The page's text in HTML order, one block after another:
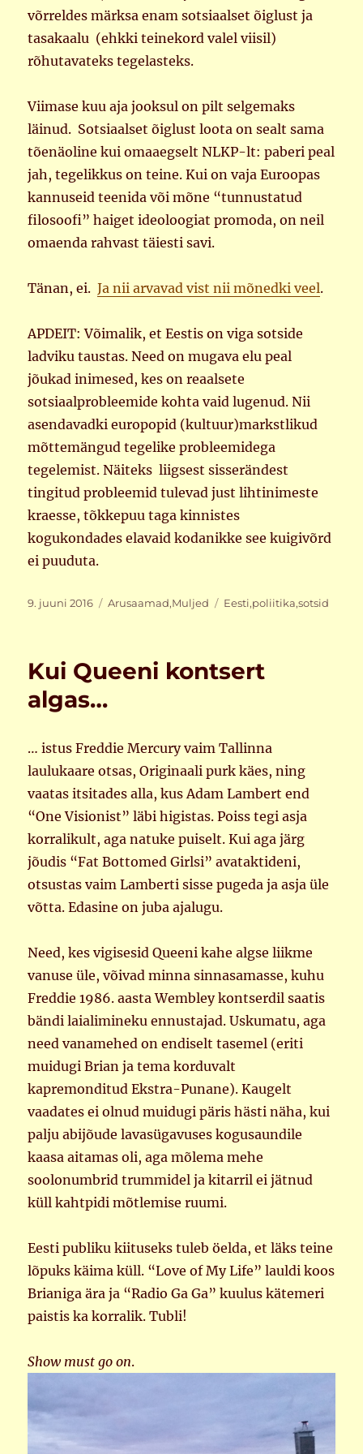
võrreldes märksa enam sotsiaalset õiglust ja
tasakaalu (ehkki teinekord valel viisil)
rõhutavateks tegelasteks.
Viimase kuu aja jooksul on pilt selgemaks
läinud. Sotsiaalset õiglust loota on sealt sama
tõenäoline kui omaaegselt NLKP-lt: paberi peal
jah, tegelikkus on teine. Kui on vaja Euroopas
kannuseid teenida või mõne “tunnustatud
filosoofi” haiget ideoloogiat promoda, on neil
omaenda rahvast täiesti savi.
Tänan, ei.Ja nii arvavad vist nii mõnedki veel.
APDEIT: Võimalik, et Eestis on viga sotside
ladviku taustas. Need on mugava elu peal
jõukad inimesed, kes on reaalsete
sotsiaalprobleemide kohta vaid lugenud. Nii
asendavadki europopid (kultuur)markstlikud
mõttemängud tegelike probleemidega
tegelemist. Näiteks liigsest sisserändest
tingitud probleemid tulevad just lihtinimeste
kraesse, tõkkepuu taga kinnistes
kogukondades elavaid kodanikke see kuigivõrd
ei puuduta.
Postitatud
9. juuni 2016 Rubriigid
Arusaamad,Muljed Sildid
Eesti,poliitika,sotsid
Kui Queeni kontsert
algas…
… istus Freddie Mercury vaim Tallinna
laulukaare otsas, Originaali purk käes, ning
vaatas itsitades alla, kus Adam Lambert end
“One Visionist” läbi higistas. Poiss tegi asja
korralikult, aga natuke puiselt. Kui aga järg
jõudis “Fat Bottomed Girlsi” avataktideni,
otsustas vaim Lamberti sisse pugeda ja asja üle
võtta. Edasine on juba ajalugu.
Need, kes vigisesid Queeni kahe algse liikme
vanuse üle, võivad minna sinnasamasse, kuhu
Freddie 1986. aasta Wembley kontserdil saatis
bändi laialimineku ennustajad. Uskumatu, aga
need vanamehed on endiselt tasemel (eriti
muidugi Brian ja tema korduvalt
kapremonditud Ekstra-Punane). Kaugelt
vaadates ei olnud muidugi päris hästi näha, kui
palju abijõude lavasügavuses kogusaundile
kaasa aitamas oli, aga mõlema mehe
soolonumbrid trummidel ja kitarril ei jätnud
küll kahtpidi mõtlemise ruumi.
Eesti publiku kiituseks tuleb öelda, et läks teine
lõpuks käima küll. “Love of My Life” lauldi koos
Brianiga ära ja “Radio Ga Ga” kuulus kätemeri
paistis ka korralik. Tubli!
Show must go on.